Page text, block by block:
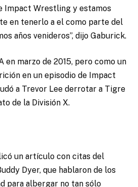
Impact Wrestling y estamos
en tenerlo a el como parte del
años venideros”, dijo Gaburick.
en marzo de 2015, pero como un
en un episodio de Impact
a Trevor Lee derrotar a Tigre
de la División X.
un artículo con citas del
Dyer, que hablaron de los
para albergar no tan sólo